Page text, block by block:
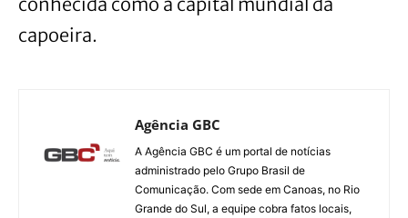
capoeira.
Agência GBC
A Agência GBC é um portal de notícias
administrado pelo Grupo Brasil de
Comunicação. Com sede em Canoas, no Rio
Grande do Sul, a equipe cobra fatos locais,